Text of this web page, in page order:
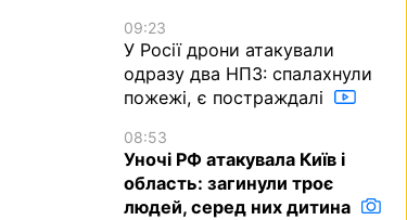
09:23
У Росії дрони атакували
одразу два НПЗ: спалахнули
пожежі, є постраждалі
08:53
Уночі РФ атакувала Київ і
область: загинули троє
людей, серед них дитина